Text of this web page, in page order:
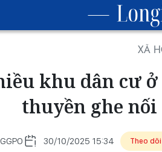
XÃ
khu dân cư
thuyền ghe
30/10/2025 15:34 Theo